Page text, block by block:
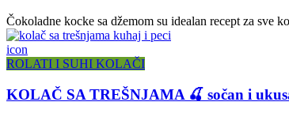
Čokoladne kocke sa džemom su idealan recept za
icon
ROLATI I SUHI KOLAČI
KOLAČ SA TREŠNJAMA 🍒 sočan i